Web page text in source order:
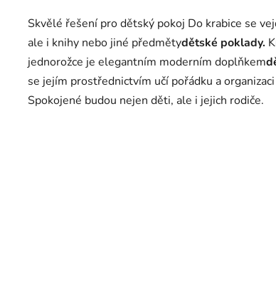
Skvělé řešení pro dětský pokoj Do krabice se
ale i knihy nebo jiné předmětydětské poklady.
jednorožce je elegantním moderním doplňkem
se jejím prostřednictvím učí pořádku a
Spokojené budou nejen děti, ale i jejich rodiče.